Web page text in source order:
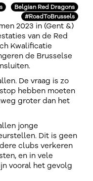
Belgian Red Dragons
#RoadToBrussels
2023 in (Gent &)
van de Red
Kwalificatie
de Brusselse
De vraag is zo
hebben moeten
groter dan het
jonge
Dit is geen
clubs verkeren
en in vele
vooral het gevolg